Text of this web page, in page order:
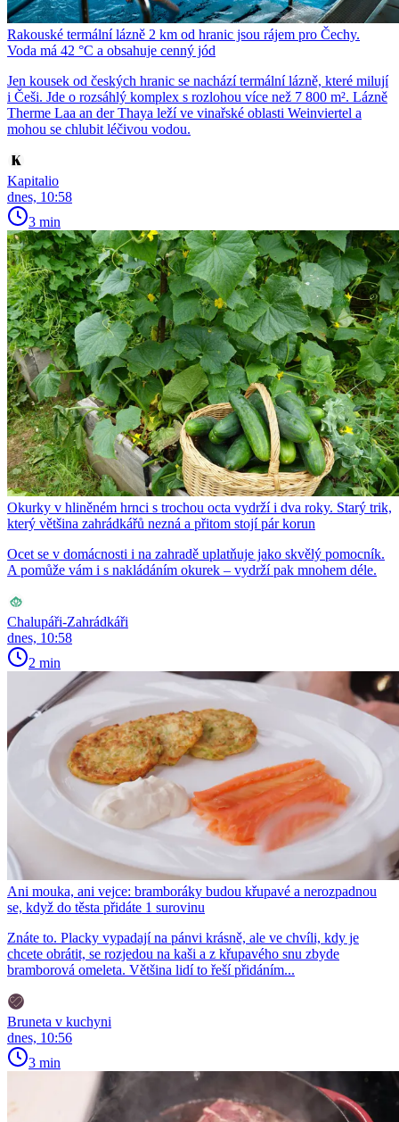
Rakouské termální lázně 2 km od hranic jsou rájem pro Čechy.
Voda má 42 °C a obsahuje cenný jód
Jen kousek od českých hranic se nachází termální lázně, které milují
i Češi. Jde o rozsáhlý komplex s rozlohou více než 7 800 m². Lázně
Therme Laa an der Thaya leží ve vinařské oblasti Weinviertel a
mohou se chlubit léčivou vodou.
Kapitalio
dnes, 10:58
3 min
Okurky v hliněném hrnci s trochou octa vydrží i dva roky. Starý trik,
který většina zahrádkářů nezná a přitom stojí pár korun
Ocet se v domácnosti i na zahradě uplatňuje jako skvělý pomocník.
A pomůže vám i s nakládáním okurek – vydrží pak mnohem déle.
Chalupáři-Zahrádkáři
dnes, 10:58
2 min
Ani mouka, ani vejce: bramboráky budou křupavé a nerozpadnou
se, když do těsta přidáte 1 surovinu
Znáte to. Placky vypadají na pánvi krásně, ale ve chvíli, kdy je
chcete obrátit, se rozjedou na kaši a z křupavého snu zbyde
bramborová omeleta. Většina lidí to řeší přidáním...
Bruneta v kuchyni
dnes, 10:56
3 min